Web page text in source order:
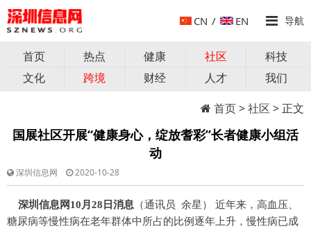
CN / EN 导航
首页 热点 健康 社区
科技
文化
跨境 财经 人才
我们
首页>社区 > 正文
国展社区开展“健康身心，绽放耆彩”长者健康小组活
动
深圳信息网 2020-10-28
深圳信息网10月28日消息 （通讯员 余星） 近年来，高血压、
糖尿病等慢性病在老年群体中所占的比例逐年上升，慢性病已成